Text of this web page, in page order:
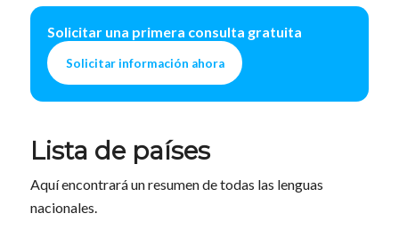
Solicitar una primera consulta gratuita
Solicitar información ahora
Lista de países
Aquí encontrará un resumen de todas las lenguas
nacionales.